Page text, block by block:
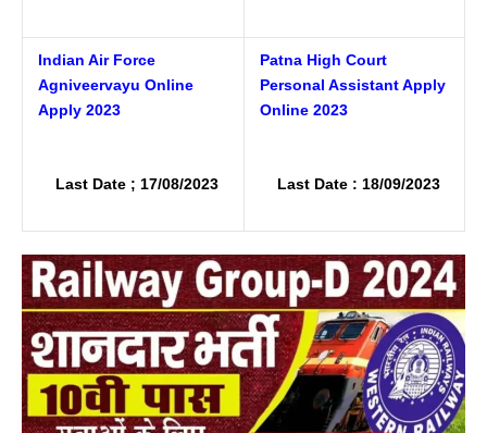
Indian Air Force
Agniveervayu Online
Apply 2023
Last Date ; 17/08/2023
Patna High Court
Personal Assistant Apply
Online 2023
Last Date : 18/09/2023